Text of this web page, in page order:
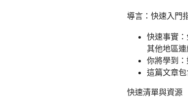
導言：快速入門
快速事實
其他地區連
你將學到
這篇文章
快速清單與資源